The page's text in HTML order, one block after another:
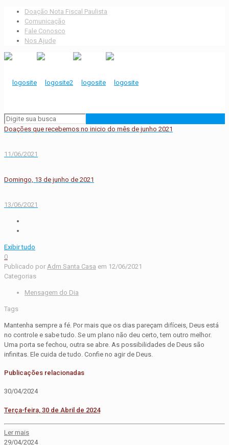
Doação Nota Fiscal Paulista
Comunicação
Fale Conosco
Nos Ajude
Doações que recebemos no inicio do mês de junho 2021
11/06/2021
Domingo, 13 de junho de 2021
13/06/2021
Exibir tudo
0
Publicado por Adm Santa Casa em 12/06/2021
Categorias
Mensagem do Dia
Tags
Mantenha sempre a fé. Por mais que os dias pareçam difíceis, Deus está
no controle e sabe tudo. Se um plano não deu certo, tem outro melhor.
Uma porta se fechou, outra se abre. As possibilidades de Deus são
infinitas. Ele cuida de tudo. Confie no agir de Deus.
Publicações relacionadas
30/04/2024
Terça-feira, 30 de Abril de 2024
Ler mais
29/04/2024